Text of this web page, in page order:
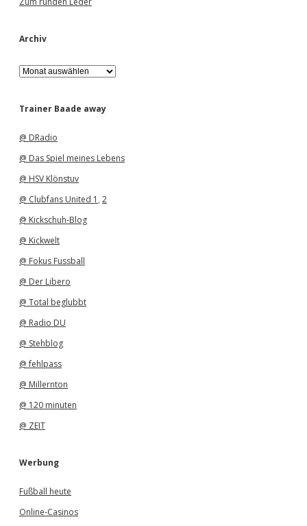
Archiv
A
r
h
Trainer Baade away
@ DRadio
@ Das Spiel meines Lebens
@ HSV Klönstuv
@ Clubfans United 1 , 2
@ Kickschuh-Blog
@ Kickwelt
@ Fokus Fussball
@ Der Libero
@ Total beglubbt
@ Radio DU
@ Stehblog
@ fehlpass
@ Millernton
@ 120 minuten
@ ZEIT
Werbung
Fußball heute
Online-Casinos